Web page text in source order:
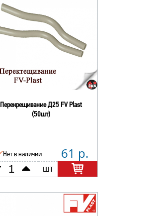
Перекрещивание Д25 FV Plast
(50шт)
Нет в наличии 61 р.
шт